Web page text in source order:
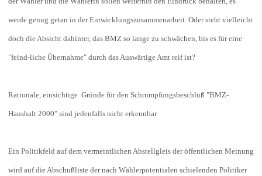
werde genug getan in der Entwicklungszusammenarbeit. Oder steht vielleicht
doch die Absicht dahinter, das BMZ so lange zu schwächen, bis es für eine
"feind-liche Übernahme" durch das Auswärtige Amt reif ist?
Rationale, einsichtige Gründe für den Schrumpfungsbeschluß "BMZ-
Haushalt 2000" sind jedenfalls nicht erkennbar.
Ein Politikfeld auf dem vermeintlichen Abstellgleis der öffentlichen Meinung
wird auf die Abschußliste der nach Wählerpotentialen schielenden Politiker